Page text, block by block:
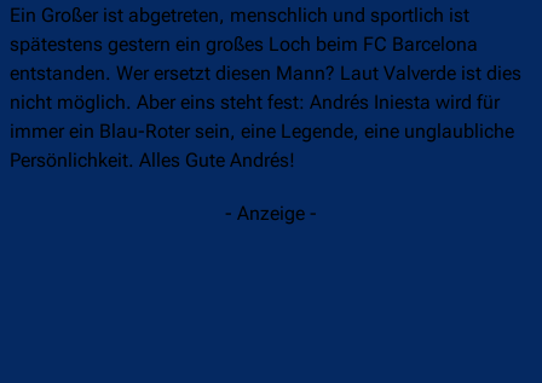
Ein Großer ist abgetreten, menschlich und sportlich ist
spätestens gestern ein großes Loch beim FC Barcelona
entstanden. Wer ersetzt diesen Mann? Laut Valverde ist dies
nicht möglich. Aber eins steht fest: Andrés Iniesta wird für
immer ein Blau-Roter sein, eine Legende, eine unglaubliche
Persönlichkeit. Alles Gute Andrés!
- Anzeige -